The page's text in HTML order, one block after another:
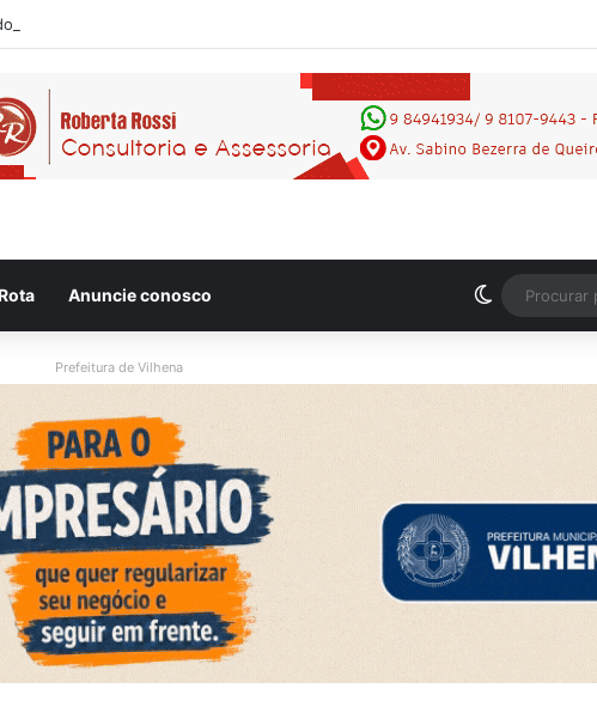
repassando porção de maconha a garoto de 14 anos em praça de Vilhena
Anuncie conosco Switch skin
Prefeitura de Vilhena